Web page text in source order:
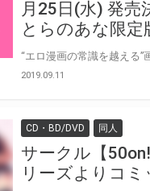
月25日(水) 発
とらのあな限定
2019.09.11
CD・BD/DVD 同人
サークル【
リーズよりコミ